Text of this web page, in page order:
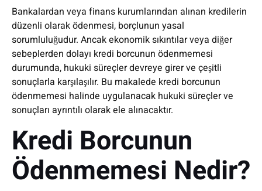
Bankalardan veya finans kurumlarından alınan kredilerin
düzenli olarak ödenmesi, borçlunun yasal
sorumluluğudur. Ancak ekonomik sıkıntılar veya diğer
sebeplerden dolayı kredi borcunun ödenmemesi
durumunda, hukuki süreçler devreye girer ve çeşitli
sonuçlarla karşılaşılır. Bu makalede kredi borcunun
ödenmemesi halinde uygulanacak hukuki süreçler ve
sonuçları ayrıntılı olarak ele alınacaktır.
Kredi Borcunun
Ödenmemesi Nedir?